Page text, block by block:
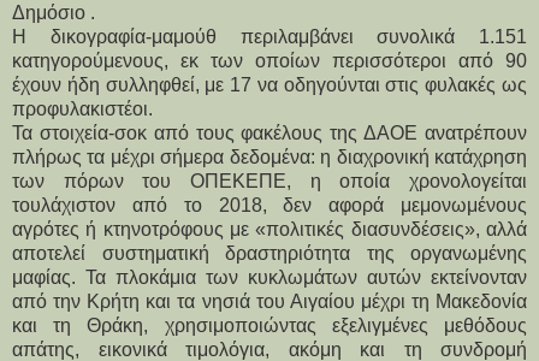
Δημόσιο .
Η δικογραφία-μαμούθ περιλαμβάνει συνολικά 1.151
κατηγορούμενους, εκ των οποίων περισσότεροι από 90
έχουν ήδη συλληφθεί, με 17 να οδηγούνται στις φυλακές ως
προφυλακιστέοι.
Τα στοιχεία-σοκ από τους φακέλους της ΔΑΟΕ ανατρέπουν
πλήρως τα μέχρι σήμερα δεδομένα: η διαχρονική κατάχρηση
των πόρων του ΟΠΕΚΕΠΕ, η οποία χρονολογείται
τουλάχιστον από το 2018, δεν αφορά μεμονωμένους
αγρότες ή κτηνοτρόφους με «πολιτικές διασυνδέσεις», αλλά
αποτελεί συστηματική δραστηριότητα της οργανωμένης
μαφίας. Τα πλοκάμια των κυκλωμάτων αυτών εκτείνονταν
από την Κρήτη και τα νησιά του Αιγαίου μέχρι τη Μακεδονία
και τη Θράκη, χρησιμοποιώντας εξελιγμένες μεθόδους
απάτης, εικονικά τιμολόγια, ακόμη και τη συνδρομή